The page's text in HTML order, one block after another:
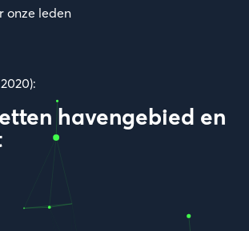
onze leden
havengebied en